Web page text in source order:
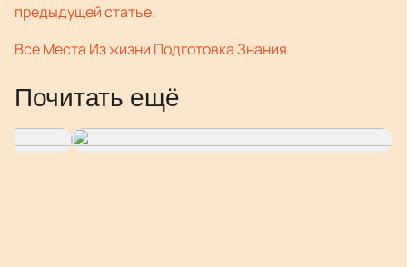
предыдущей статье.
ВсеМеста Из жизни ПодготовкаЗнания
Почитать ещё